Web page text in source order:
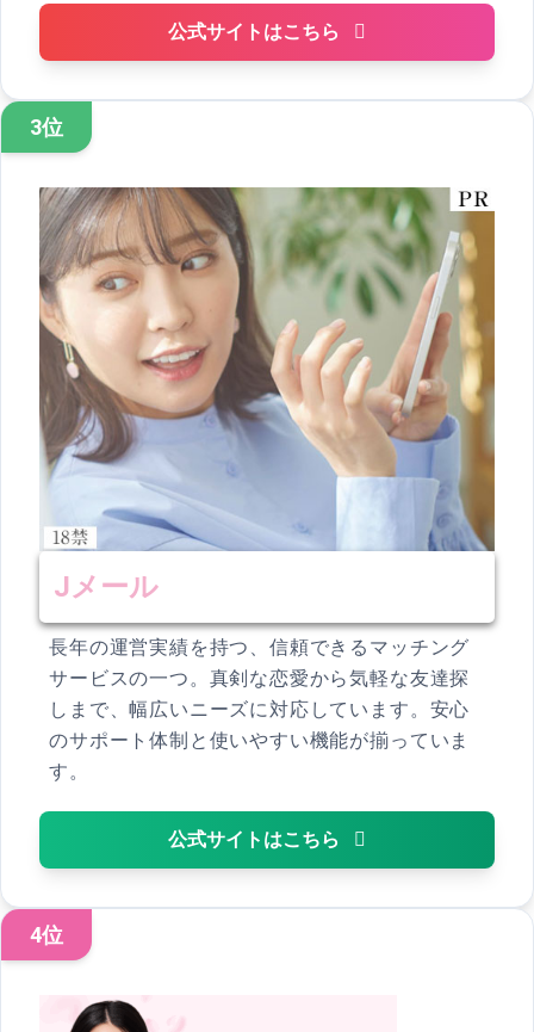
公式サイトはこちら
3位
Jメール
長年の運営実績を持つ、信頼できるマッチング
サービスの一つ。真剣な恋愛から気軽な友達探
しまで、幅広いニーズに対応しています。安心
のサポート体制と使いやすい機能が揃っていま
す。
公式サイトはこちら
4位